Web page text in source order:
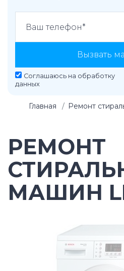
Вызвать
Соглашаюсь на обработку
данных
Главная Ремонт
РЕМОНТ
МАШИН